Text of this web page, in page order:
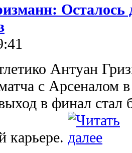
Осталось
Антуан
с Арсеналом
в финал стал
карьере.